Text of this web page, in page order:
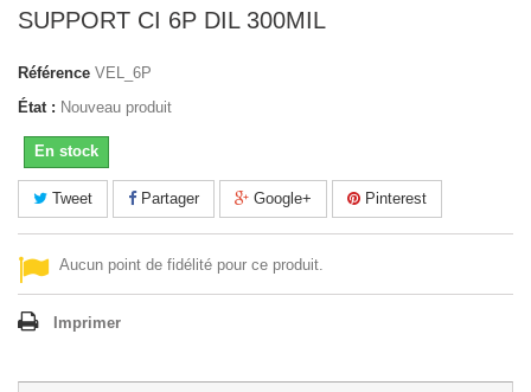
SUPPORT CI 6P DIL 300MIL
Référence VEL_6P
État : Nouveau produit
En stock
Tweet Partager Google+ Pinterest
Aucun point de fidélité pour ce produit.
Imprimer